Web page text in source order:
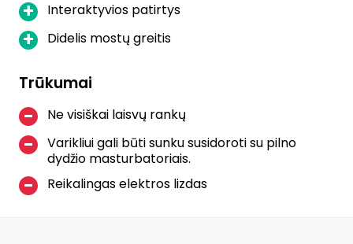
Interaktyvios patirtys
Didelis mostų greitis
Trūkumai
Ne visiškai laisvų rankų
Varikliui gali būti sunku susidoroti su pilno
dydžio masturbatoriais.
Reikalingas elektros lizdas